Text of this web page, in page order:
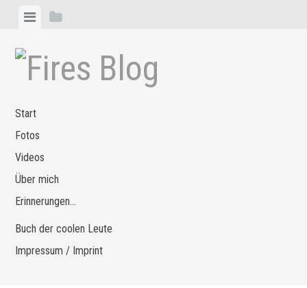
Zum
springen
MenüSeitenleiste
Start
Fotos
Videos
Über mich
Erinnerungen…
Buch der coolen Leute
Impressum / Imprint